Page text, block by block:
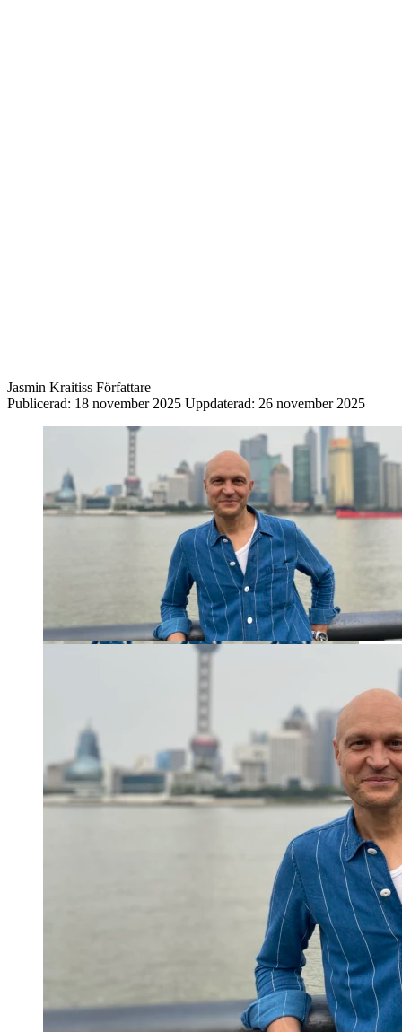
Jasmin Kraitiss Författare
Publicerad: 18 november 2025 Uppdaterad: 26 november 2025